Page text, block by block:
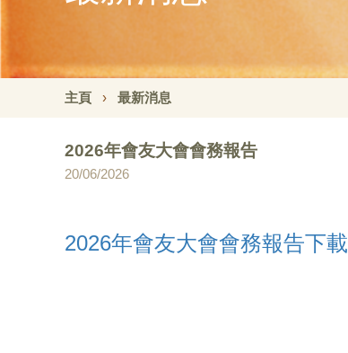
主頁 最新消息
2026年會友大會會務報告
20/06/2026
2026年會友大會會務報告下載